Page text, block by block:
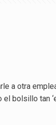
a otra
bolsillo tan